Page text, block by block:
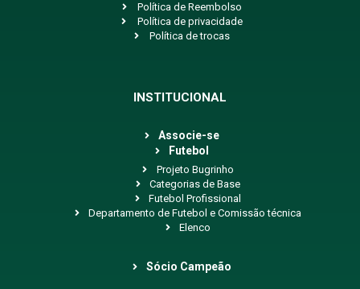
Política de Reembolso
Política de privacidade
Política de trocas
INSTITUCIONAL
Associe-se
Futebol
Projeto Bugrinho
Categorias de Base
Futebol Profissional
Departamento de Futebol e Comissão técnica
Elenco
Sócio Campeão